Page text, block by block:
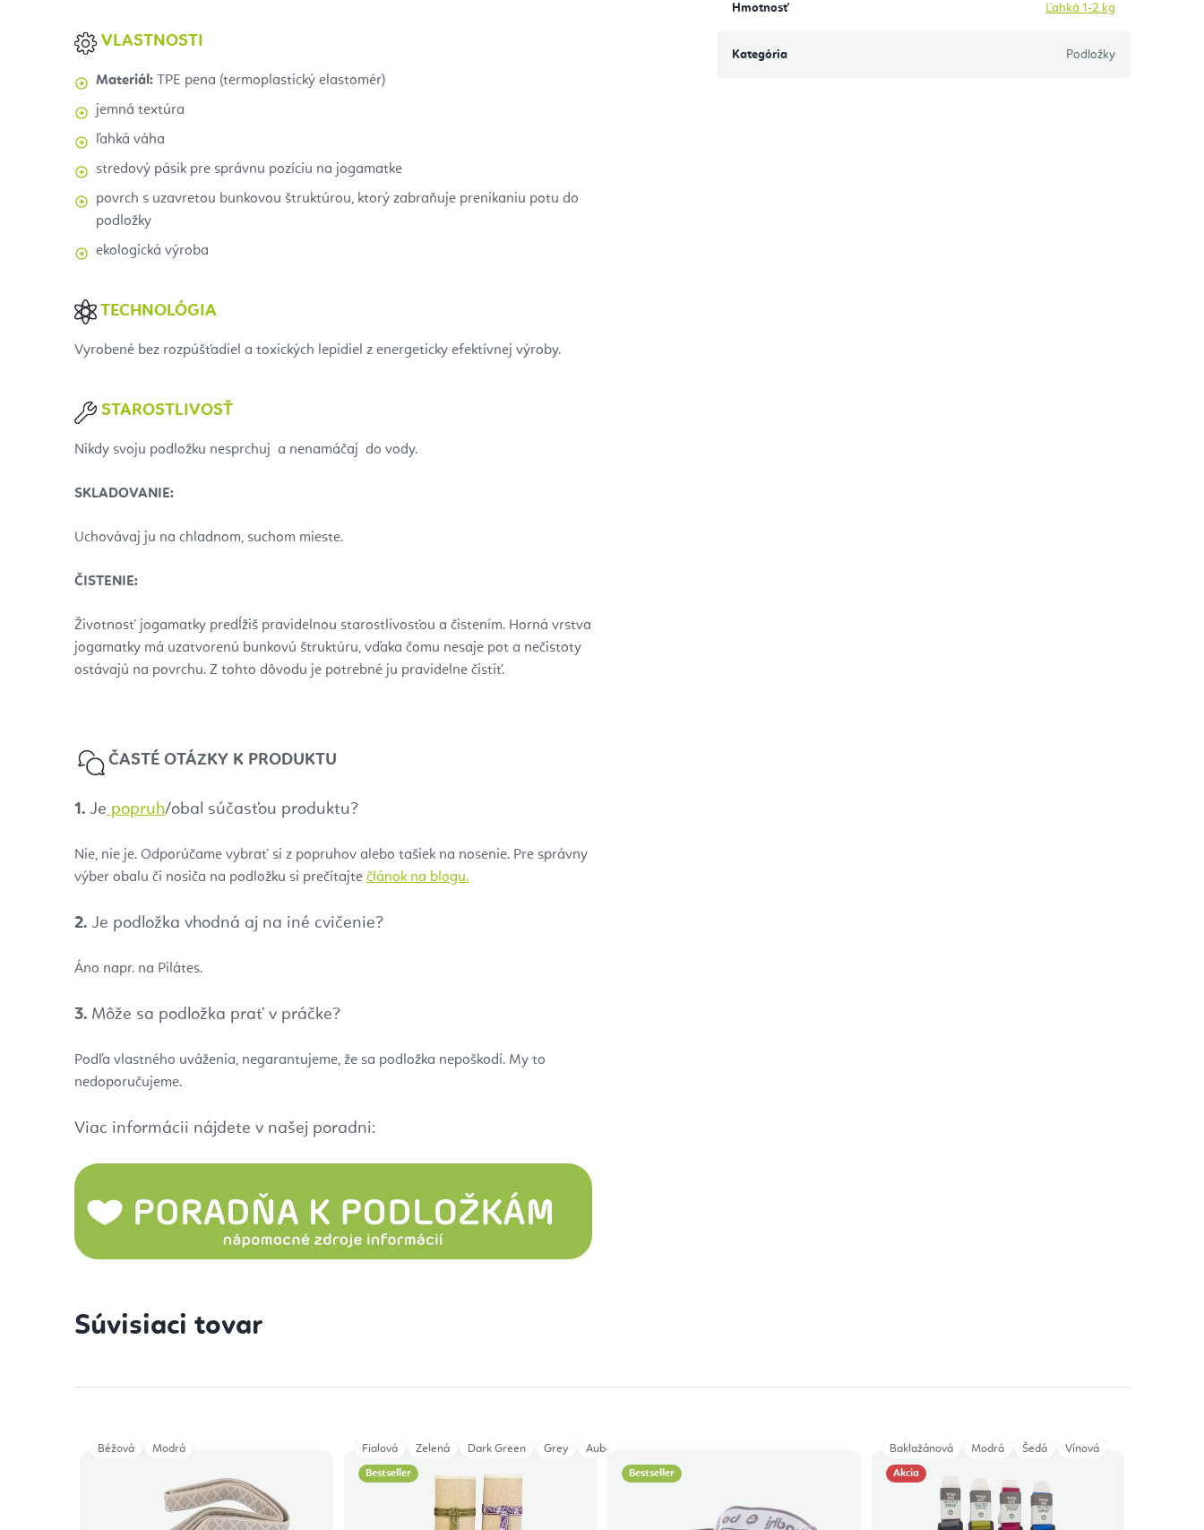
VLASTNOSTI
Materiál: TPE pena (termoplastický elastomér)
jemná textúra
ľahká váha
stredový pásik pre správnu pozíciu na jogamatke
povrch s uzavretou bunkovou štruktúrou, ktorý zabraňuje prenikaniu potu do
podložky
ekologická výroba
TECHNOLÓGIA
Vyrobené bez rozpúšťadiel a toxických lepidiel z energeticky efektívnej výroby.
STAROSTLIVOSŤ
Nikdy svoju podložku nesprchuj a nenamáčaj do vody.
SKLADOVANIE:
Uchovávaj ju na chladnom, suchom mieste.
ČISTENIE:
Životnosť jogamatky predĺžiš pravidelnou starostlivosťou a čistením. Horná vrstva
jogamatky má uzatvorenú bunkovú štruktúru, vďaka čomu nesaje pot a nečistoty
ostávajú na povrchu. Z tohto dôvodu je potrebné ju pravidelne čistiť.
ČASTÉ OTÁZKY K PRODUKTU
1. Je popruh/obal súčasťou produktu?
Nie, nie je. Odporúčame vybrať si z popruhov alebo tašiek na nosenie. Pre správny
výber obalu či nosiča na podložku si prečítajte článok na blogu.
2. Je podložka vhodná aj na iné cvičenie?
Áno napr. na Pilátes.
3. Môže sa podložka prať v práčke?
Podľa vlastného uváženia, negarantujeme, že sa podložka nepoškodí. My to
nedoporučujeme.
Viac informácii nájdete v našej poradni:
Hmotnosť Ľahká 1-2 kg
Kategória Podložky
Súvisiaci tovar
Béžová Modrá
Bestseller
Fialová Zelená Dark Green Grey Aubergine
Bestseller Akcia
Baklažánová Modrá Šedá Vínová